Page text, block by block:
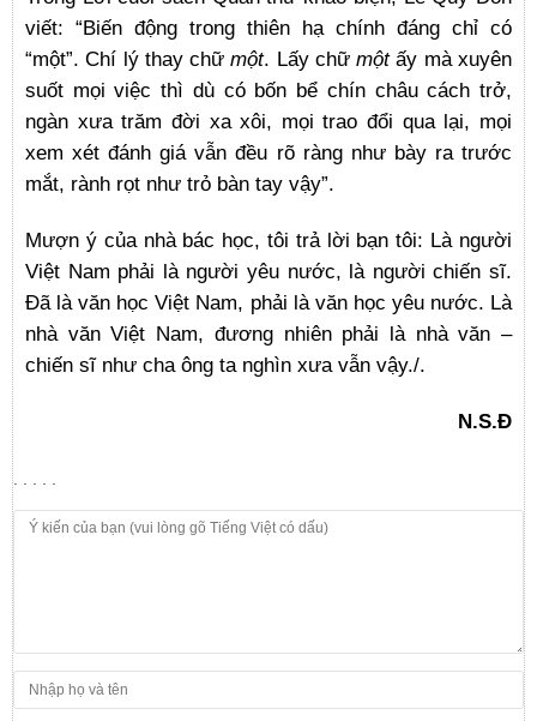
viết: “Biến động trong thiên hạ chính đáng chỉ có
“một”. Chí lý thay chữmột. Lấy chữmộtấy mà xuyên
suốt mọi việc thì dù có bốn bể chín châu cách trở,
ngàn xưa trăm đời xa xôi, mọi trao đổi qua lại, mọi
xem xét đánh giá vẫn đều rõ ràng như bày ra trước
mắt, rành rọt như trỏ bàn tay vậy”.
Mượn ý của nhà bác học, tôi trả lời bạn tôi: Là người
Việt Nam phải là người yêu nước, là người chiến sĩ.
Đã là văn học Việt Nam, phải là văn học yêu nước. Là
nhà văn Việt Nam, đương nhiên phải là nhà văn –
chiến sĩ như cha ông ta nghìn xưa vẫn vậy./.
N.S.Đ
. . . . .